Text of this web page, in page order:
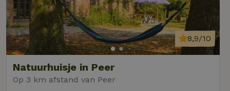
Natuurhuisje in Peer
Op 3 km afstand van Peer
8,9/10